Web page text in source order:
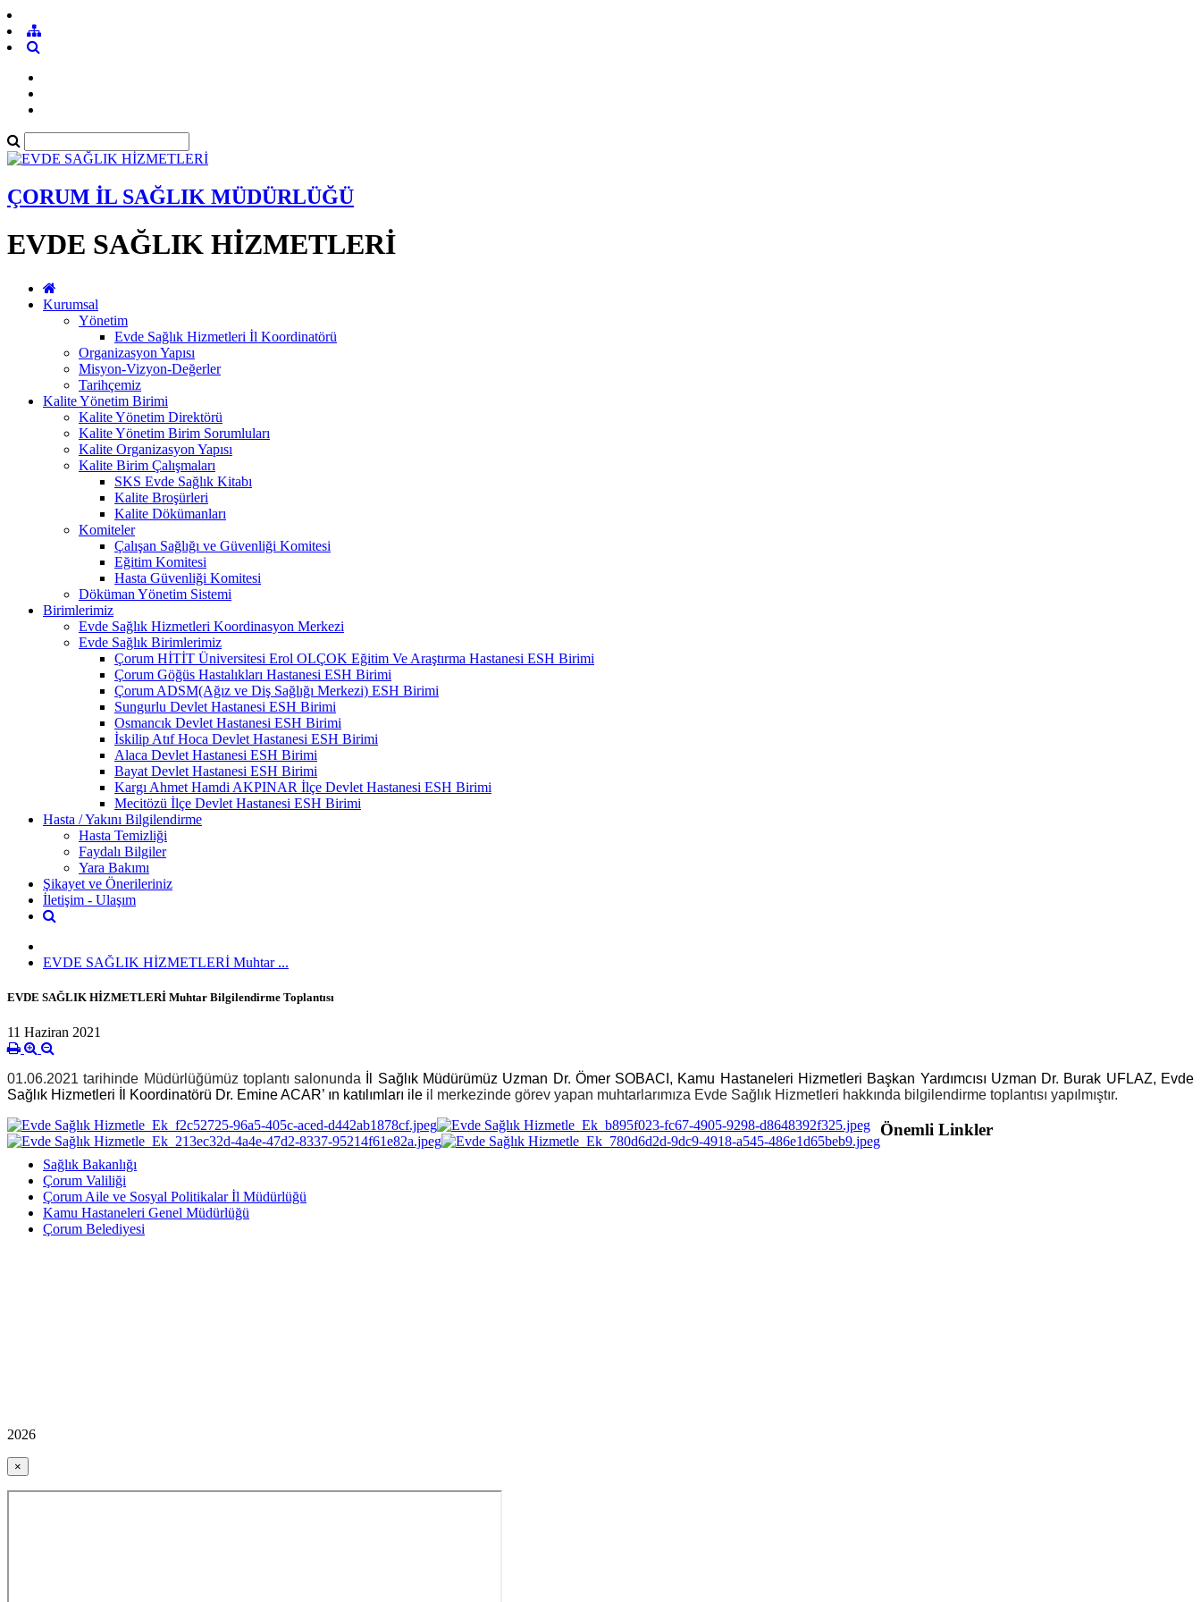
ÇORUM İL SAĞLIK MÜDÜRLÜĞÜ
EVDE SAĞLIK HİZMETLERİ
Kurumsal
Yönetim
Evde Sağlık Hizmetleri İl Koordinatörü
Organizasyon Yapısı
Misyon-Vizyon-Değerler
Tarihçemiz
Kalite Yönetim Birimi
Kalite Yönetim Direktörü
Kalite Yönetim Birim Sorumluları
Kalite Organizasyon Yapısı
Kalite Birim Çalışmaları
SKS Evde Sağlık Kitabı
Kalite Broşürleri
Kalite Dökümanları
Komiteler
Çalışan Sağlığı ve Güvenliği Komitesi
Eğitim Komitesi
Hasta Güvenliği Komitesi
Döküman Yönetim Sistemi
Birimlerimiz
Evde Sağlık Hizmetleri Koordinasyon Merkezi
Evde Sağlık Birimlerimiz
Çorum HİTİT Üniversitesi Erol OLÇOK Eğitim Ve Araştırma Hastanesi ESH Birimi
Çorum Göğüs Hastalıkları Hastanesi ESH Birimi
Çorum ADSM(Ağız ve Diş Sağlığı Merkezi) ESH Birimi
Sungurlu Devlet Hastanesi ESH Birimi
Osmancık Devlet Hastanesi ESH Birimi
İskilip Atıf Hoca Devlet Hastanesi ESH Birimi
Alaca Devlet Hastanesi ESH Birimi
Bayat Devlet Hastanesi ESH Birimi
Kargı Ahmet Hamdi AKPINAR İlçe Devlet Hastanesi ESH Birimi
Mecitözü İlçe Devlet Hastanesi ESH Birimi
Hasta / Yakını Bilgilendirme
Hasta Temizliği
Faydalı Bilgiler
Yara Bakımı
Şikayet ve Önerileriniz
İletişim - Ulaşım
EVDE SAĞLIK HİZMETLERİ Muhtar ...
EVDE SAĞLIK HİZMETLERİ Muhtar Bilgilendirme Toplantısı
11 Haziran 2021
01.06.2021 tarihinde Müdürlüğümüz toplantı salonunda İl Sağlık Müdürümüz Uzman Dr. Ömer SOBACI, Kamu Hastaneleri Hizmetleri Başkan Yardımcısı Uzman Dr. Burak UFLAZ, Evde
Sağlık Hizmetleri İl Koordinatörü Dr. Emine ACAR’ ın katılımları ile il merkezinde görev yapan muhtarlarımıza Evde Sağlık Hizmetleri hakkında bilgilendirme toplantısı yapılmıştır.
Önemli Linkler
Sağlık Bakanlığı
Çorum Valiliği
Çorum Aile ve Sosyal Politikalar İl Müdürlüğü
Kamu Hastaneleri Genel Müdürlüğü
Çorum Belediyesi
2026
×